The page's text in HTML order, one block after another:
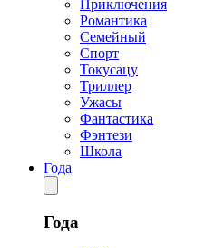
Приключения
Романтика
Семейный
Спорт
Токусацу
Триллер
Ужасы
Фантастика
Фэнтези
Школа
Года
Года